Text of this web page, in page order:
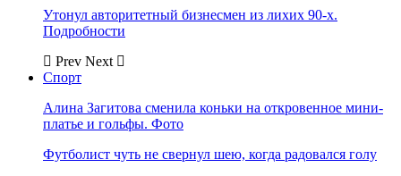
Утонул авторитетный бизнесмен из лихих 90-х.
Подробности
Prev Next
Спорт
Алина Загитова сменила коньки на откровенное мини-
платье и гольфы. Фото
Футболист чуть не свернул шею, когда радовался голу